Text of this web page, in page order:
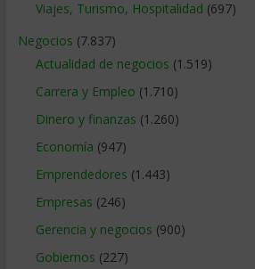
Viajes, Turismo, Hospitalidad (697)
Negocios (7.837)
Actualidad de negocios (1.519)
Carrera y Empleo (1.710)
Dinero y finanzas (1.260)
Economía (947)
Emprendedores (1.443)
Empresas (246)
Gerencia y negocios (900)
Gobiernos (227)